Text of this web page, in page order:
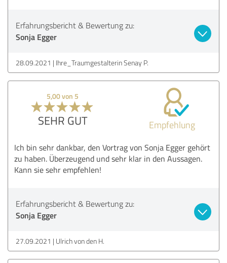
Erfahrungsbericht & Bewertung zu:
Sonja Egger
28.09.2021 Ihre_Traumgestalterin Senay P.
5,00 von 5
SEHR GUT Empfehlung
Ich bin sehr dankbar, den Vortrag von Sonja Egger gehört
zu haben. Überzeugend und sehr klar in den Aussagen.
Kann sie sehr empfehlen!
Erfahrungsbericht & Bewertung zu:
Sonja Egger
27.09.2021 Ulrich von den H.